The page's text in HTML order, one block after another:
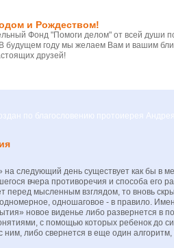
и Рождеством!
Фонд "Помоги делом" от всей души
будущем году мы желаем Вам и вашим
друзей!
по благословению протоиерея
на следующий день существует как бы в
вчера противоречия и способа его
перед мысленным взглядом, то вновь
одношаговое - в правило.
новое виденье либо развернется в
с помощью которых ребенок до
ним, либо свернется в еще один